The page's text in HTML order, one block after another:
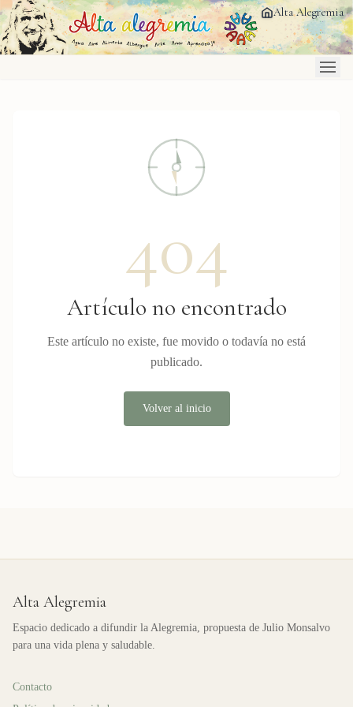
Saltar al contenido principal Alta Alegremia
404
Artículo no encontrado
Este artículo no existe, fue movido o todavía no está
publicado.
Volver al inicio
Alta Alegremia
Espacio dedicado a difundir la Alegremia, propuesta de Julio Monsalvo
para una vida plena y saludable.
Contacto